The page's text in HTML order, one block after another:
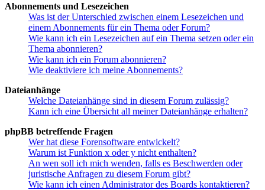
Abonnements und Lesezeichen
Was ist der Unterschied zwischen einem Lesezeichen und
einem Abonnements für ein Thema oder Forum?
Wie kann ich ein Lesezeichen auf ein Thema setzen oder ein
Thema abonnieren?
Wie kann ich ein Forum abonnieren?
Wie deaktiviere ich meine Abonnements?
Dateianhänge
Welche Dateianhänge sind in diesem Forum zulässig?
Kann ich eine Übersicht all meiner Dateianhänge erhalten?
phpBB betreffende Fragen
Wer hat diese Forensoftware entwickelt?
Warum ist Funktion x oder y nicht enthalten?
An wen soll ich mich wenden, falls es Beschwerden oder
juristische Anfragen zu diesem Forum gibt?
Wie kann ich einen Administrator des Boards kontaktieren?